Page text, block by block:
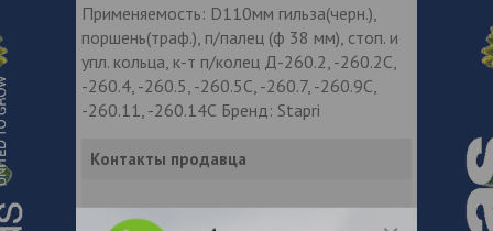
Применяемость: D110мм гильза(черн.),
поршень(траф.), п/палец (ф 38 мм), стоп. и
упл. кольца, к-т п/колец Д-260.2, -260.2С,
-260.4, -260.5, -260.5С, -260.7, -260.9С,
-260.11, -260.14С Бренд: Stapri
Контакты продавца
Оставьте электронный заказ с помощью